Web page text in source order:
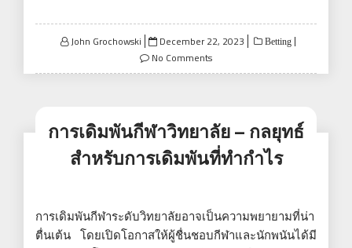
John Grochowski
Posted
on
December 22, 2023 Betting
No Comments
การเดิมพันกีฬาวิทยาลัย – กลยุทธ์
สำหรับการเดิมพันที่ทำกำไร
การเดิมพันกีฬาระดับวิทยาลัยอาจเป็นความพยายามที่น่า
ตื่นเต้น โดยเปิดโอกาสให้ผู้ชื่นชอบกีฬาและนักพนันได้มี